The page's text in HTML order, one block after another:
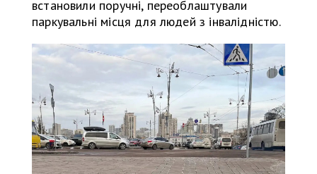
встановили поручні, переоблаштували
паркувальні місця для людей з інвалідністю.